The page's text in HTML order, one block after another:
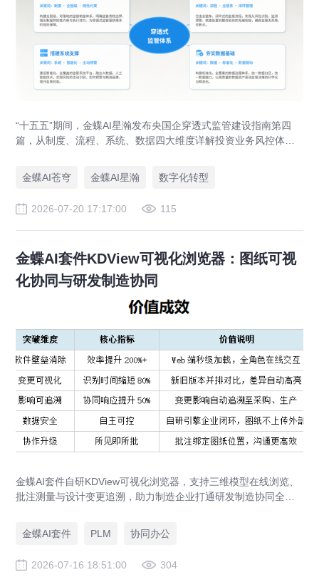
“十五五”期间，金蝶AI星瀚发布央国企穿透式监管建设指南第四
篇，从制度、流程、系统、数据四大维度详解投资业务风控体系
金蝶AI苍穹
金蝶AI星瀚 数字化转型
2026-07-20 17:17:00 115
金蝶AI套件KDView可视化浏览器：图纸可视
化协同与研发制造协同
金蝶AI套件自研KDView可视化浏览器，支持三维模型在线浏览、
批注测量与设计变更追溯，助力制造企业打通研发制造协同全链
金蝶AI套件
PLM 协同办公
2026-07-16 18:51:00 304